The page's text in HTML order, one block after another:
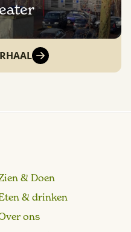
& Doen
& drinken
ons